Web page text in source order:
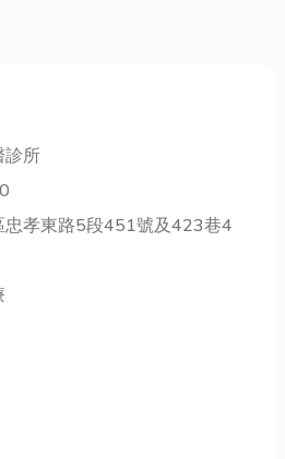
診所
忠孝東路5段451號及423巷4